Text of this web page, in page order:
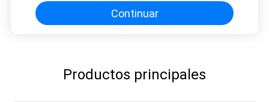
Continuar
Productos principales